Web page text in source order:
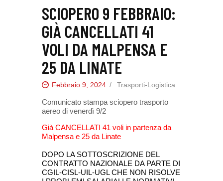
INTERNAZIONALE
RASSEGNA STAMPA
SCIOPERO 9 FEBBRAIO:
GIÀ CANCELLATI 41
VOLI DA MALPENSA E
25 DA LINATE
Febbraio 9, 2024 Trasporti-Logistica
Comunicato stampa sciopero trasporto
aereo di venerdì 9/2
Già CANCELLATI 41 voli in partenza da
Malpensa e 25 da Linate
DOPO LA SOTTOSCRIZIONE DEL
CONTRATTO NAZIONALE DA PARTE DI
CGIL-CISL-UIL-UGL CHE NON RISOLVE